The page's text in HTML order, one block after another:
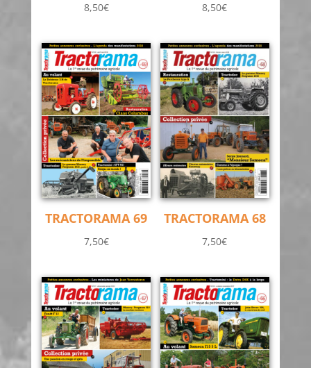
8,50€ 8,50€
TRACTORAMA 69
7,50€
TRACTORAMA 68
7,50€